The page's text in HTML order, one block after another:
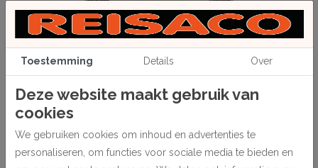
Beschrijving
Was, voor het kleuren van zacht of hard hout, zowel gekleurd als
gekleurde lijsten wordt deze intensiever van kleur. Hiervoor dient een
kleur gebruikt te worden die gelijk of donkerder is dan de bestaande
Toestemming Details Over
Deze website maakt gebruik van
cookies
We gebruiken cookies om inhoud en advertenties te
personaliseren, om functies voor sociale media te bieden en